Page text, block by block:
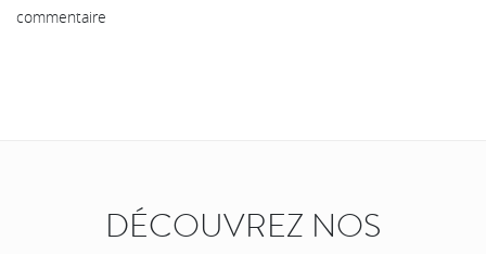
commentaire
DÉCOUVREZ NOS